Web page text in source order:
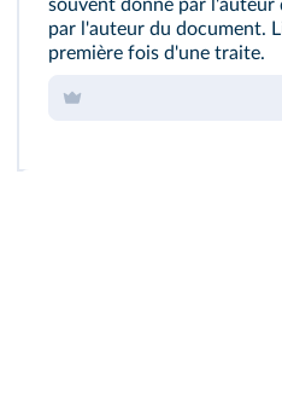
souvent donné par l'auteur
par l'auteur du document.
première fois d'une traite.